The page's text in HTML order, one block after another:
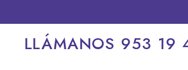
LLÁMANOS 953 19